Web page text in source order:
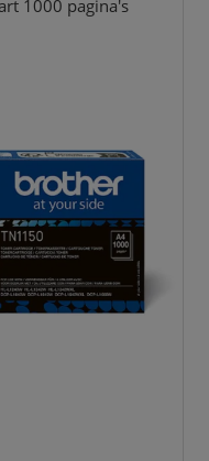
1000 pagina's